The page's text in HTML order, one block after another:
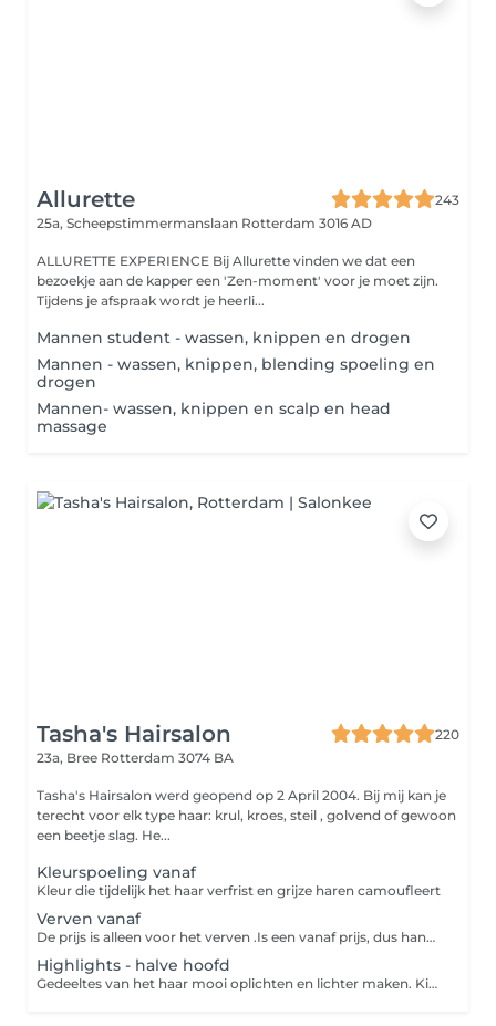
Allurette
243
25a, Scheepstimmermanslaan Rotterdam 3016 AD
ALLURETTE EXPERIENCE Bij Allurette vinden we dat een
bezoekje aan de kapper een 'Zen-moment' voor je moet zijn.
Tijdens je afspraak wordt je heerli...
Mannen student - wassen, knippen en drogen
Mannen - wassen, knippen, blending spoeling en
drogen
Mannen- wassen, knippen en scalp en head
massage
Tasha's Hairsalon
220
23a, Bree Rotterdam 3074 BA
Tasha's Hairsalon werd geopend op 2 April 2004. Bij mij kan je
terecht voor elk type haar: krul, kroes, steil , golvend of gewoon
een beetje slag. He...
Kleurspoeling vanaf
Kleur die tijdelijk het haar verfrist en grijze haren camoufleert
Verven vanaf
De prijs is alleen voor het verven .Is een vanaf prijs, dus hangt van de lengte van het haar af. U dient dus ook een nabehandeling te kiezen.
Highlights - halve hoofd
Gedeeltes van het haar mooi oplichten en lichter maken. Kies welke nabehandeling u wilt bijv fohnen, tangen , wash & go